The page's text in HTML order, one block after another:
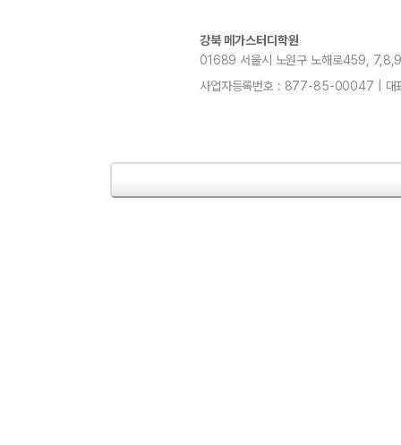
강북 메가스터디학원
01689 서울시 노원구 노해로459,
사업자등록번호 : 877-85-00047 | 대표